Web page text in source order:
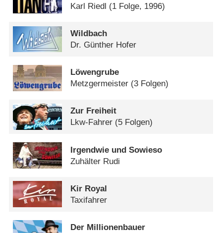
Karl Riedl (1 Folge, 1996)
Wildbach
Dr. Günther Hofer
Löwengrube
Metzgermeister (3 Folgen)
Zur Freiheit
Lkw-Fahrer (5 Folgen)
Irgendwie und Sowieso
Zuhälter Rudi
Kir Royal
Taxifahrer
Der Millionenbauer